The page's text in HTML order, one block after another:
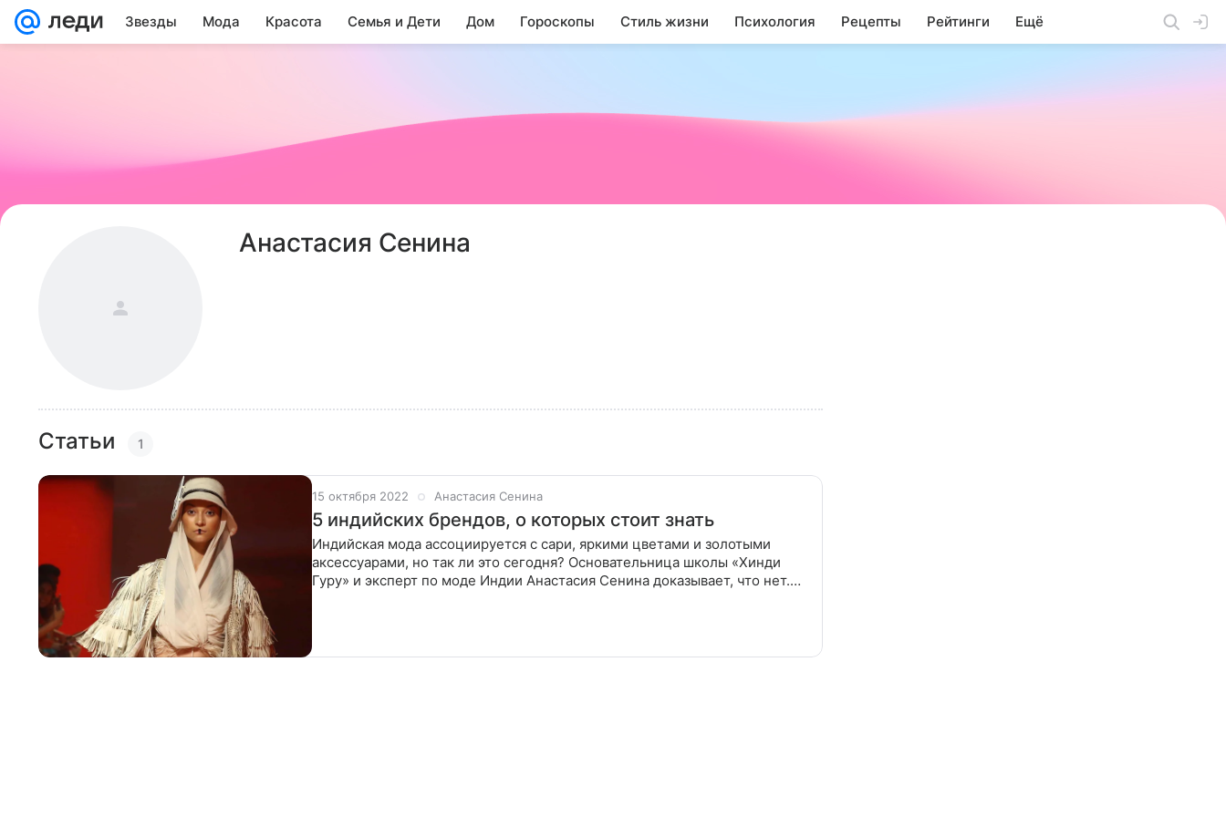
Звезды Мода Красота Семья и Дети Дом Гороскопы Стиль жизни Психология Рецепты Рейтинги Ещё
Анастасия Сенина
Статьи 1
15 октября 2022 Анастасия Сенина
5 индийских брендов, о которых стоит знать
Индийская мода ассоциируется с сари, яркими цветами и золотыми
аксессуарами, но так ли это сегодня? Основательница школы «Хинди
Гуру» и эксперт по моде Индии Анастасия Сенина доказывает, что нет.